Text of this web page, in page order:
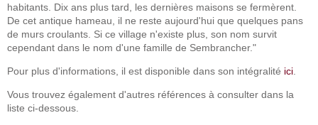
habitants. Dix ans plus tard, les dernières maisons se fermèrent.
De cet antique hameau, il ne reste aujourd'hui que quelques pans
de murs croulants. Si ce village n'existe plus, son nom survit
cependant dans le nom d'une famille de Sembrancher."
Pour plus d'informations, il est disponible dans son intégralité ici
Vous trouvez également d'autres références à consulter dans la
liste ci-dessous.